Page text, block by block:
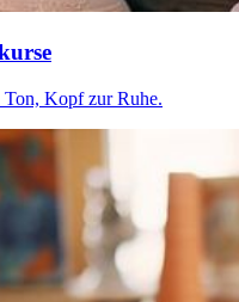
Ton, Kopf zur Ruhe.